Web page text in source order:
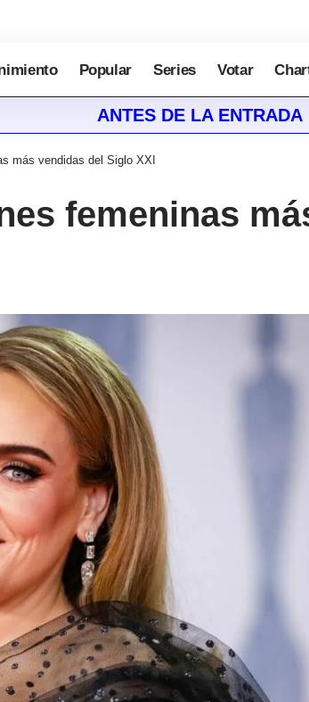
Popular Series Votar
ANTES DE LA ENTRADA
más vendidas del Siglo XXI
femeninas